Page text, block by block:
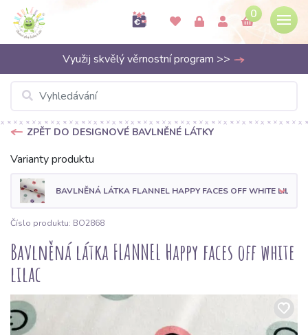
0
Využij skvělý věrnostní program >>
ZPĚT DO DESIGNOVÉ BAVLNĚNÉ LÁTKY
Varianty produktu
BAVLNĚNÁ LÁTKA FLANNEL HAPPY FACES OFF WHITE LILAC
Číslo produktu: BO2868
Bavlněná látka FLANNEL Happy faces off white
lilac